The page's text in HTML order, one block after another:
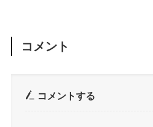
コメント
コメントする